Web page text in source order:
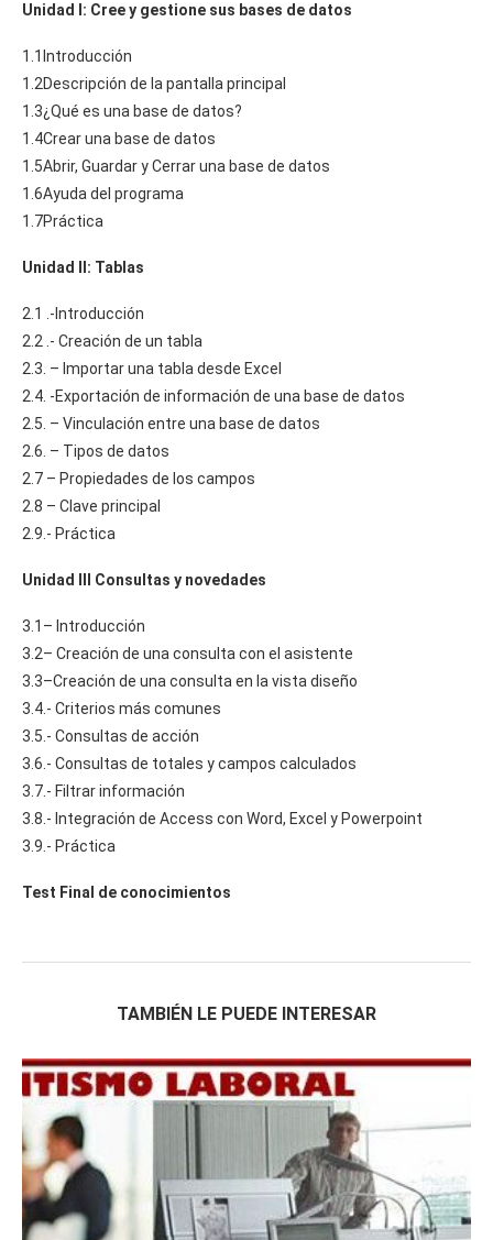
Unidad I: Cree y gestione sus bases de datos
1.1Introducción
1.2Descripción de la pantalla principal
1.3¿Qué es una base de datos?
1.4Crear una base de datos
1.5Abrir, Guardar y Cerrar una base de datos
1.6Ayuda del programa
1.7Práctica
Unidad II: Tablas
2.1 .-Introducción
2.2 .- Creación de un tabla
2.3. – Importar una tabla desde Excel
2.4. -Exportación de información de una base de datos
2.5. – Vinculación entre una base de datos
2.6. – Tipos de datos
2.7 – Propiedades de los campos
2.8 – Clave principal
2.9.- Práctica
Unidad III Consultas y novedades
3.1– Introducción
3.2– Creación de una consulta con el asistente
3.3–Creación de una consulta en la vista diseño
3.4.- Criterios más comunes
3.5.- Consultas de acción
3.6.- Consultas de totales y campos calculados
3.7.- Filtrar información
3.8.- Integración de Access con Word, Excel y Powerpoint
3.9.- Práctica
Test Final de conocimientos
TAMBIÉN LE PUEDE INTERESAR